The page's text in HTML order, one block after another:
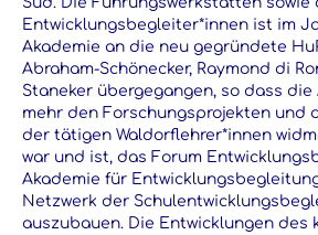
Entwicklungsbegleiter*innen ist im
Akademie an die neu gegründete
Abraham-Schönecker, Raymond di
Staneker übergegangen, so dass die
mehr den Forschungsprojekten und
der tätigen Waldorflehrer*innen
war und ist, das Forum
Akademie für
Netzwerk der
auszubauen. Die Entwicklungen des